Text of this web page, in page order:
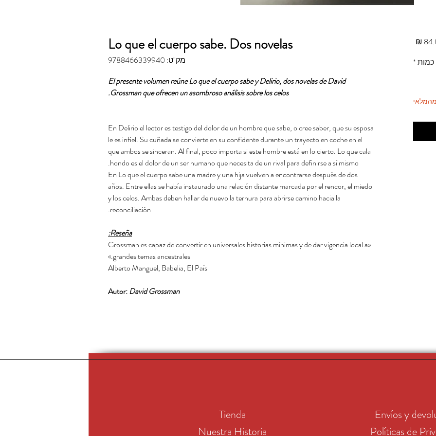
Lo que el cuerpo sabe. Dos novelas
מק"ט: 9788466339940
El presente volumen reúne Lo que el cuerpo sabe y Delirio, dos novelas de David
Grossman que ofrecen un asombroso análisis sobre los celos.
En Delirio el lector es testigo del dolor de un hombre que sabe, o cree saber, que su esposa
le es infiel. Su cuñada se convierte en su confidente durante un trayecto en coche en el
que ambos se sinceran. Al final, poco importa si este hombre está en lo cierto. Lo que cala
hondo es el dolor de un ser humano que necesita de un rival para definirse a sí mismo.
En Lo que el cuerpo sabe una madre y una hija vuelven a encontrarse después de dos
años. Entre ellas se había instaurado una relación distante marcada por el rencor, el miedo
y los celos. Ambas deben hallar de nuevo la ternura para abrirse camino hacia la
reconciliación.
Reseña:
«Grossman es capaz de convertir en universales historias mínimas y de dar vigencia local a
grandes temas ancestrales.»
Alberto Manguel, Babelia, El País
Autor:David Grossman
כמות*
Tienda
Nuestra Historia
Envíos y
Políticas de